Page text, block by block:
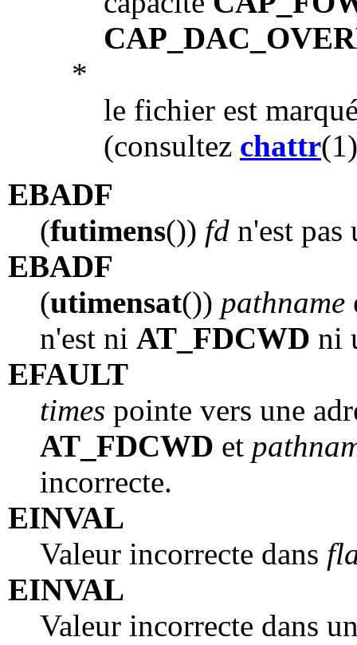
*
le fichier est
(consultez chattr
EBADF
(futimens()) fd n'est
EBADF
(utimensat()) pathname
n'est ni AT_FDCWD ni
EFAULT
times pointe vers une
AT_FDCWD et
incorrecte.
EINVAL
Valeur incorrecte dans
EINVAL
Valeur incorrecte dans